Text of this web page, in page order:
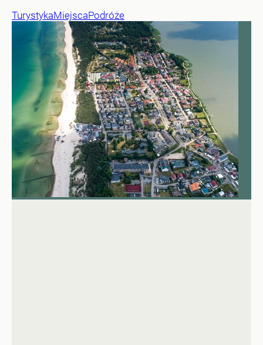
TurystykaMiejscaPodróże